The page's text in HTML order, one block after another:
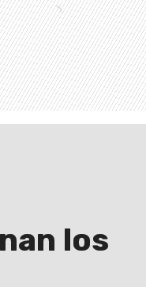
los